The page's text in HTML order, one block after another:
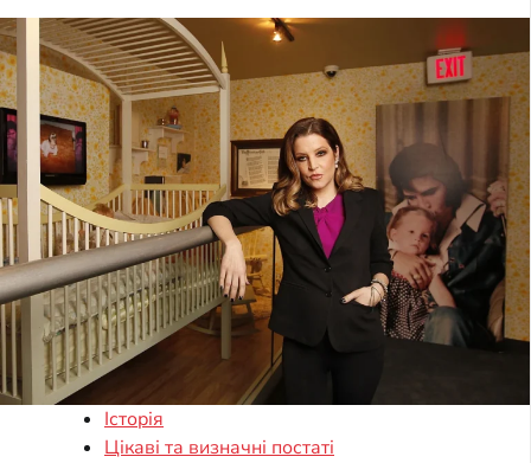
Історія
Цікаві та визначні постаті